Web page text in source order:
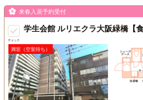
チェック
来春入居予約受付
学生会館 ルリエクラ大阪緑橋【食
満室（空室待ち）